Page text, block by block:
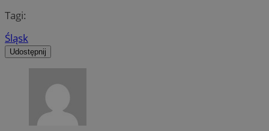
Tagi:
Śląsk
Udostępnij